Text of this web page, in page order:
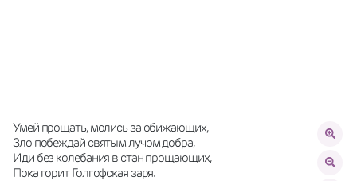
Умей прощать, молись за обижающих,
Зло побеждай святым лучом добра,
Иди без колебания в стан прощающих,
Пока горит Голгофская заря.